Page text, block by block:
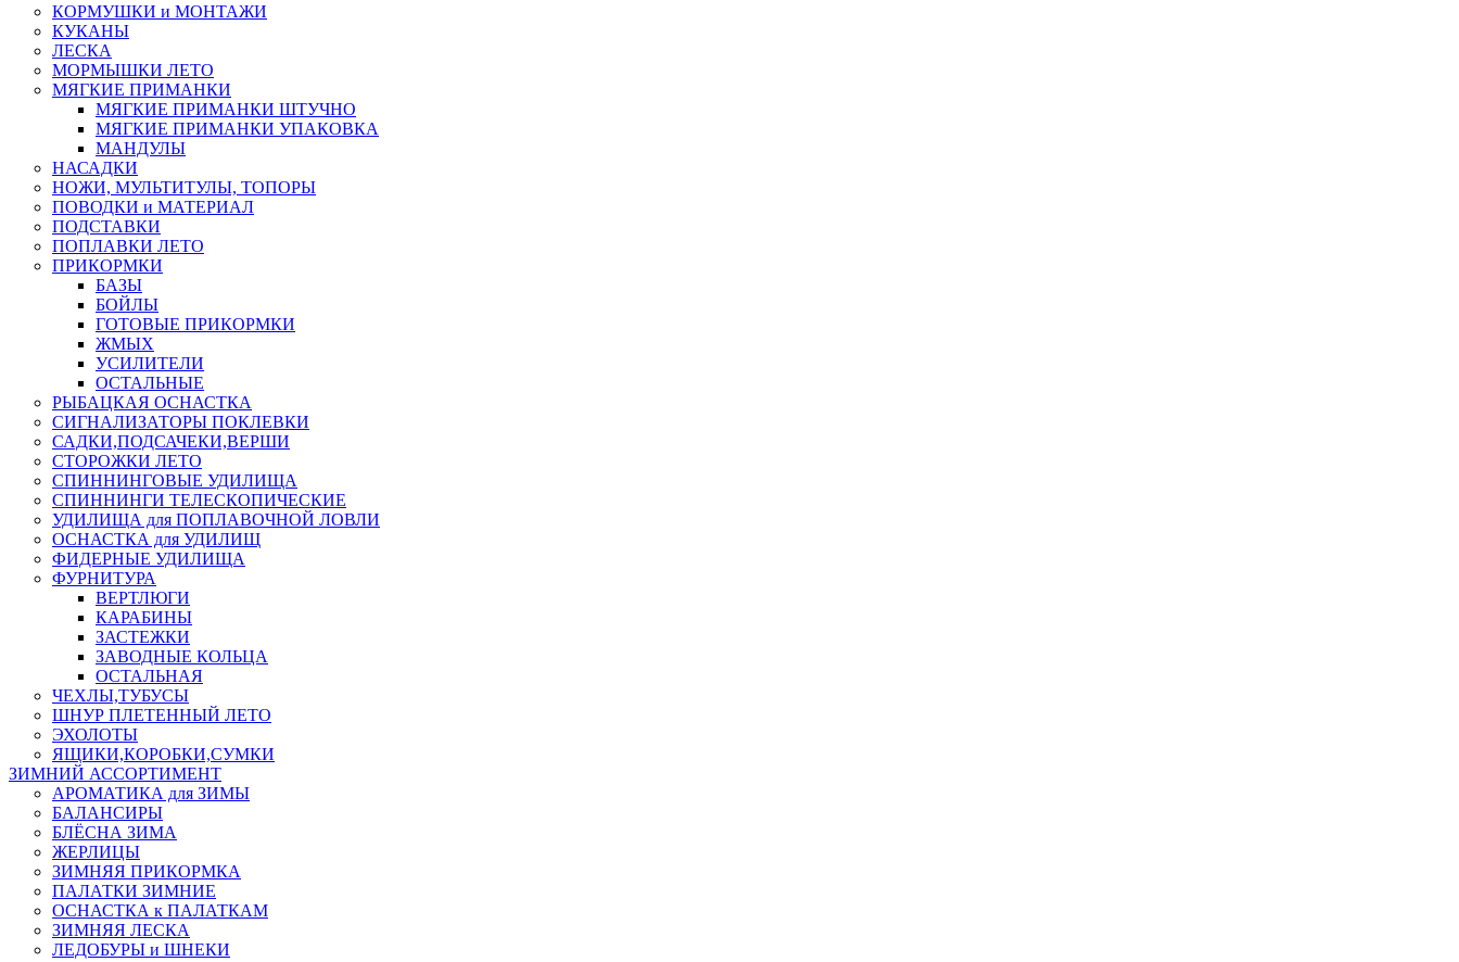
КОРМУШКИ и МОНТАЖИ
КУКАНЫ
ЛЕСКА
МОРМЫШКИ ЛЕТО
МЯГКИЕ ПРИМАНКИ
МЯГКИЕ ПРИМАНКИ ШТУЧНО
МЯГКИЕ ПРИМАНКИ УПАКОВКА
МАНДУЛЫ
НАСАДКИ
НОЖИ, МУЛЬТИТУЛЫ, ТОПОРЫ
ПОВОДКИ и МАТЕРИАЛ
ПОДСТАВКИ
ПОПЛАВКИ ЛЕТО
ПРИКОРМКИ
БАЗЫ
БОЙЛЫ
ГОТОВЫЕ ПРИКОРМКИ
ЖМЫХ
УСИЛИТЕЛИ
ОСТАЛЬНЫЕ
РЫБАЦКАЯ ОСНАСТКА
СИГНАЛИЗАТОРЫ ПОКЛЕВКИ
САДКИ,ПОДСАЧЕКИ,ВЕРШИ
СТОРОЖКИ ЛЕТО
СПИННИНГОВЫЕ УДИЛИЩА
СПИННИНГИ ТЕЛЕСКОПИЧЕСКИЕ
УДИЛИЩА для ПОПЛАВОЧНОЙ ЛОВЛИ
ОСНАСТКА для УДИЛИЩ
ФИДЕРНЫЕ УДИЛИЩА
ФУРНИТУРА
ВЕРТЛЮГИ
КАРАБИНЫ
ЗАСТЕЖКИ
ЗАВОДНЫЕ КОЛЬЦА
ОСТАЛЬНАЯ
ЧЕХЛЫ,ТУБУСЫ
ШНУР ПЛЕТЕННЫЙ ЛЕТО
ЭХОЛОТЫ
ЯЩИКИ,КОРОБКИ,СУМКИ
ЗИМНИЙ АССОРТИМЕНТ
АРОМАТИКА для ЗИМЫ
БАЛАНСИРЫ
БЛЁСНА ЗИМА
ЖЕРЛИЦЫ
ЗИМНЯЯ ПРИКОРМКА
ПАЛАТКИ ЗИМНИЕ
ОСНАСТКА к ПАЛАТКАМ
ЗИМНЯЯ ЛЕСКА
ЛЕДОБУРЫ и ШНЕКИ